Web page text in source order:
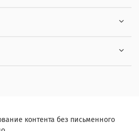
контента без письменного